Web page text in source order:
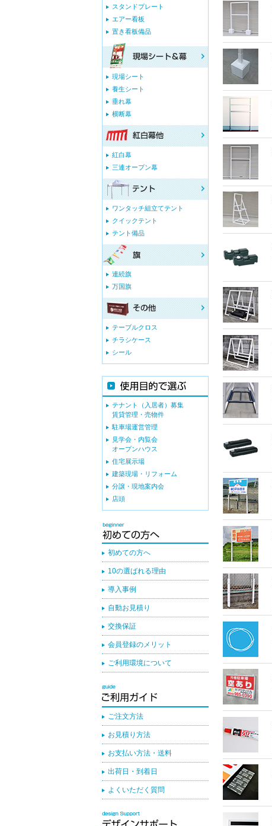
スタンドプレート
エアー看板
置き看板備品
現場シート
養生シート
垂れ幕
横断幕
紅白幕
三連オープン幕
ワンタッチ組立てテント
クイックテント
テント備品
連続旗
万国旗
テーブルクロス
チラシケース
シール
テナント（入居者）募集
賃貸管理・売物件
駐車場運営管理
見学会・内覧会
オープンハウス
住宅展示場
建築現場・リフォーム
分譲・現地案内会
店頭
初めての方へ
10の選ばれる理由
導入事例
自動お見積り
交換保証
会員登録のメリット
ご利用環境について
ご注文方法
お見積り方法
お支払い方法・送料
出荷日・到着日
よくいただく質問